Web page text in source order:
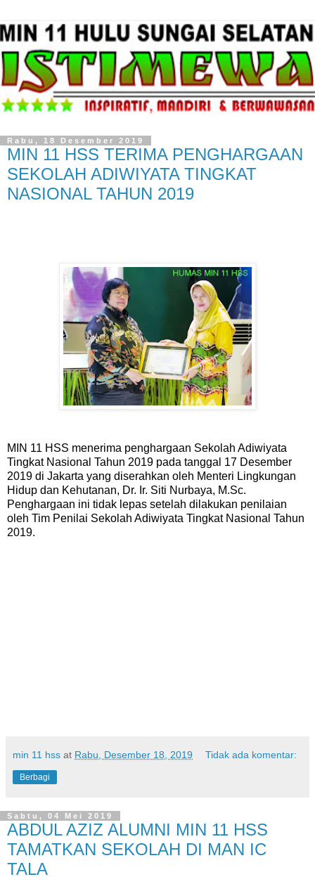
Rabu, 18 Desember 2019
MIN 11 HSS TERIMA PENGHARGAAN
SEKOLAH ADIWIYATA TINGKAT
NASIONAL TAHUN 2019
MIN 11 HSS menerima penghargaan Sekolah Adiwiyata
Tingkat Nasional Tahun 2019 pada tanggal 17 Desember
2019 di Jakarta yang diserahkan oleh Menteri Lingkungan
Hidup dan Kehutanan, Dr. Ir. Siti Nurbaya, M.Sc.
Penghargaan ini tidak lepas setelah dilakukan penilaian
oleh Tim Penilai Sekolah Adiwiyata Tingkat Nasional Tahun
2019.
min 11 hss at Rabu, Desember 18, 2019 Tidak ada komentar:
Berbagi
Sabtu, 04 Mei 2019
ABDUL AZIZ ALUMNI MIN 11 HSS
TAMATKAN SEKOLAH DI MAN IC
TALA